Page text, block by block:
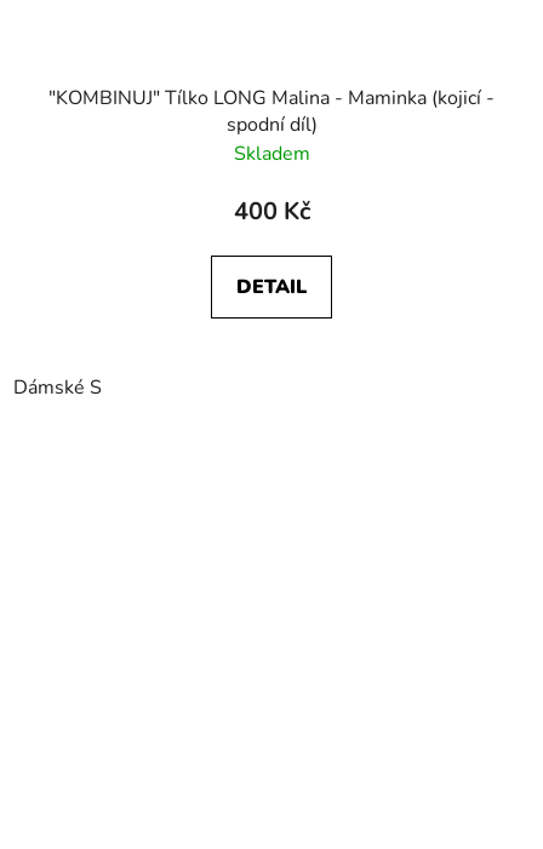
"KOMBINUJ" Tílko LONG Malina - Maminka (kojicí -
spodní díl)
Skladem
400 Kč
DETAIL
Dámské S